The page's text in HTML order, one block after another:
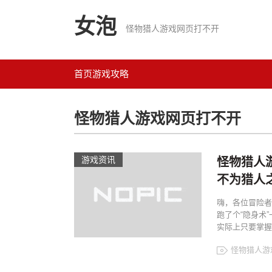
女泡 怪物猎人游戏网页打不开
首页游戏攻略
怪物猎人游戏网页打不开
游戏资讯
怪物猎人
不为猎人
嗨，各位冒险
跑了个“隐身术
实际上只要掌
怪物猎人